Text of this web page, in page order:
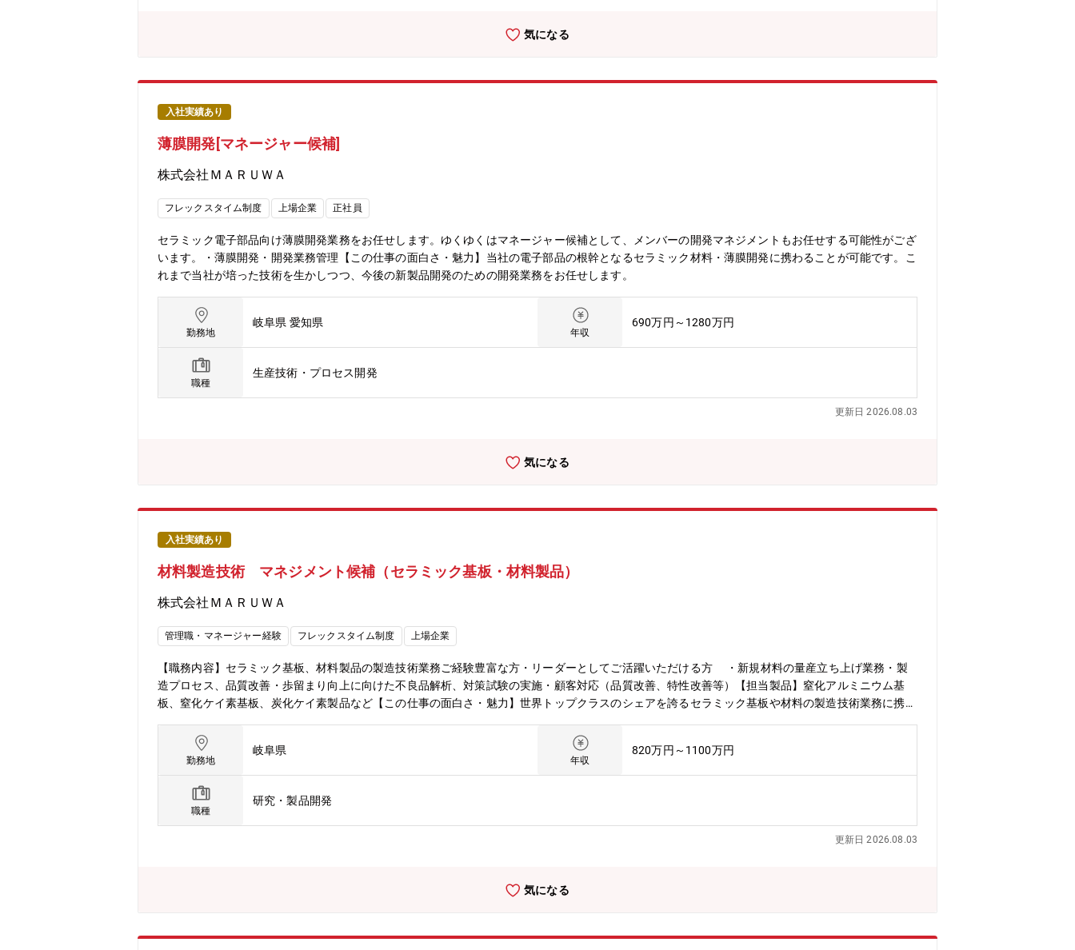
気になる
入社実績あり
薄膜開発[マネージャー候補]
株式会社ＭＡＲＵＷＡ
フレックスタイム制度 上場企業 正社員
セラミック電子部品向け薄膜開発業務をお任せします。ゆくゆくはマネージャー候補として、メンバーの開発マネジメントもお任せする可能性がござ
います。・薄膜開発・開発業務管理【この仕事の面白さ・魅力】当社の電子部品の根幹となるセラミック材料・薄膜開発に携わることが可能です。こ
れまで当社が培った技術を生かしつつ、今後の新製品開発のための開発業務をお任せします。
勤務地
岐阜県 愛知県
年収
690万円～1280万円
職種
生産技術・プロセス開発
更新日 2026.08.03
気になる
入社実績あり
材料製造技術 マネジメント候補（セラミック基板・材料製品）
株式会社ＭＡＲＵＷＡ
管理職・マネージャー経験 フレックスタイム制度 上場企業
【職務内容】セラミック基板、材料製品の製造技術業務ご経験豊富な方・リーダーとしてご活躍いただける方 ・新規材料の量産立ち上げ業務・製
造プロセス、品質改善・歩留まり向上に向けた不良品解析、対策試験の実施・顧客対応（品質改善、特性改善等）【担当製品】窒化アルミニウム基
板、窒化ケイ素基板、炭化ケイ素製品など【この仕事の面白さ・魅力】世界トップクラスのシェアを誇るセラミック基板や材料の製造技術業務に携わ
に合わせ事業拡大を行なっていくため増員募集となります。また、半導体装置用の部材としても使用される製品も取り扱っています。新規材料の立ち
上げのリーダーとしてご活躍いただくことが可能です。
勤務地
岐阜県
年収
820万円～1100万円
職種
研究・製品開発
更新日 2026.08.03
気になる